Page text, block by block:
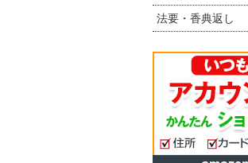
法要・香典返し